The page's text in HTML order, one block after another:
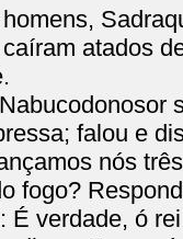
atados
falou e
nós
fogo?
É verdade, ó